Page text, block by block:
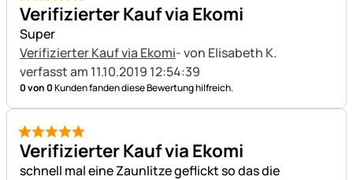
Verifizierter Kauf via Ekomi
Super
Verifizierter Kauf via Ekomi- von Elisabeth K.
verfasst am 11.10.2019 12:54:39
0 von 0Kunden fanden diese Bewertung hilfreich.
5 von 5
Verifizierter Kauf via Ekomi
schnell mal eine Zaunlitze geflickt so das die